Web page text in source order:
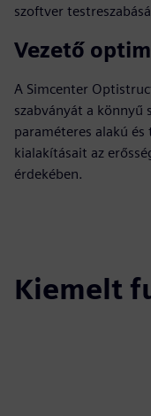
szoftver
Vezető
A Simcenter
szabványát a
paraméteres alakú
kialakításait az
érdekében.
Kiemelt